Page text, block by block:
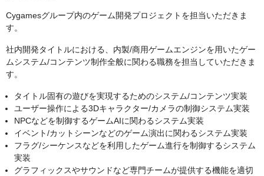
Cygamesグループ内のゲーム開発プロジェクトを担当いただきま
す。
社内開発タイトルにおける、内製/商用ゲームエンジンを用いたゲー
ムシステム/コンテンツ制作全般に関わる職務を担当していただきま
す。
タイトル固有の遊びを実現するためのシステム/コンテンツ実装
ユーザー操作による3Dキャラクター/カメラの制御システム実装
NPCなどを制御するゲームAIに関わるシステム実装
イベント/カットシーンなどのゲーム演出に関わるシステム実装
フラグ/シーケンスなどを利用したゲーム進行を制御するシステム
実装
グラフィックスやサウンドなど専門チームが提供する機能を適切